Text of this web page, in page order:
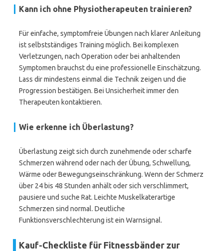
Kann ich ohne Physiotherapeuten trainieren?
Für einfache, symptomfreie Übungen nach klarer Anleitung
ist selbstständiges Training möglich. Bei komplexen
Verletzungen, nach Operation oder bei anhaltenden
Symptomen brauchst du eine professionelle Einschätzung.
Lass dir mindestens einmal die Technik zeigen und die
Progression bestätigen. Bei Unsicherheit immer den
Therapeuten kontaktieren.
Wie erkenne ich Überlastung?
Überlastung zeigt sich durch zunehmende oder scharfe
Schmerzen während oder nach der Übung, Schwellung,
Wärme oder Bewegungseinschränkung. Wenn der Schmerz
über 24 bis 48 Stunden anhält oder sich verschlimmert,
pausiere und suche Rat. Leichte Muskelkaterartige
Schmerzen sind normal. Deutliche
Funktionsverschlechterung ist ein Warnsignal.
Kauf-Checkliste für Fitnessbänder zur